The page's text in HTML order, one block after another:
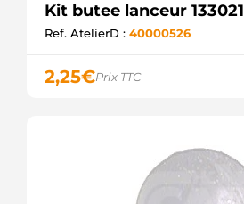
Kit butee lanceur 133021
Ref. AtelierD : 40000526
2,25€Prix TTC